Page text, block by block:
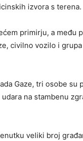
izvora s terena.
primirju, a među
civilno vozilo i
Gaze, tri osobe
na stambenu
veliki broj